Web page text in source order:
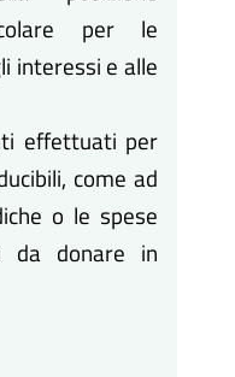
per le
interessi e alle
effettuati per
come ad
o le spese
da donare in